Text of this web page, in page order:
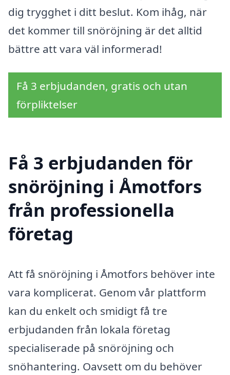
dig trygghet i ditt beslut. Kom ihåg, när
det kommer till snöröjning är det alltid
bättre att vara väl informerad!
Få 3 erbjudanden, gratis och utan
förpliktelser
Få 3 erbjudanden för
snöröjning i Åmotfors
från professionella
företag
Att få snöröjning i Åmotfors behöver inte
vara komplicerat. Genom vår plattform
kan du enkelt och smidigt få tre
erbjudanden från lokala företag
specialiserade på snöröjning och
snöhantering. Oavsett om du behöver